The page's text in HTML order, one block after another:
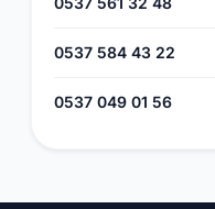
0537 584 43 22
0537 049 01 56